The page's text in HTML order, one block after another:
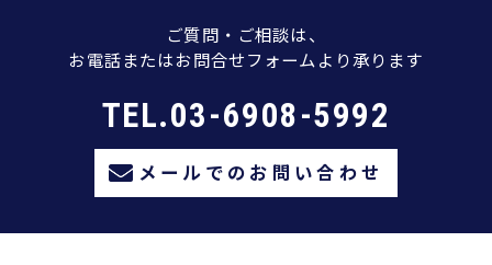
ご質問・ご相談は、
お電話またはお問合せフォームより承ります
TEL.03-6908-5992
メールでのお問い合わせ